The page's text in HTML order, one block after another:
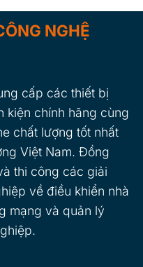
NGHỆ
cấp các thiết bị
kiện chính hãng cùng
chất lượng tốt nhất
Việt Nam. Đồng
thi công các giải
về điều khiển nhà
mạng và quản lý